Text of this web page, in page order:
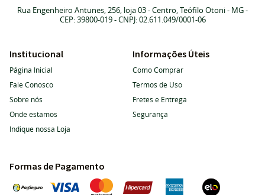
Rua Engenheiro Antunes, 256, loja 03-Centro, Teófilo Otoni- MG-
CEP: 39800-019- CNPJ: 02.611.049/0001-06
Institucional
Página Inicial
Fale Conosco
Sobre nós
Onde estamos
Indique nossa Loja
Informações Úteis
Como Comprar
Termos de Uso
Fretes e Entrega
Segurança
Formas de Pagamento